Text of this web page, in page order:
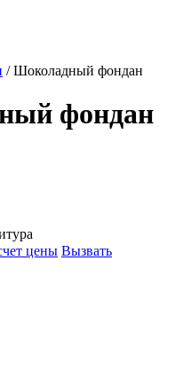
/ Шоколадный фондан
фондан
цены Вызвать